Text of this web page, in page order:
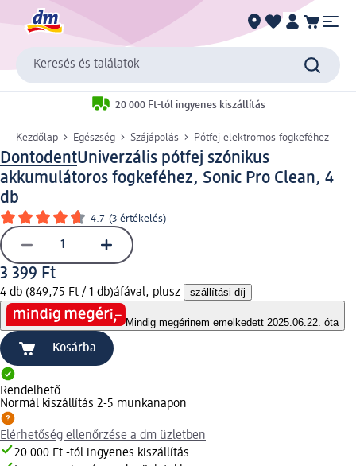
Keresés és találatok
20 000 Ft-tól ingyenes kiszállítás
Kezdőlap Egészség Szájápolás Pótfej elektromos fogkeféhez
DontodentUniverzális pótfej szónikus
akkumulátoros fogkeféhez, Sonic Pro Clean, 4
db
4.7 (3 értékelés)
3 399 Ft
4 db (849,75 Ft / 1 db)áfával, plusz szállítási díj
Mindig megérinem emelkedett 2025.06.22. óta
Kosárba
Rendelhető
Normál kiszállítás 2-5 munkanapon
Elérhetőség ellenőrzése a dm üzletben
20 000 Ft -tól ingyenes kiszállítás